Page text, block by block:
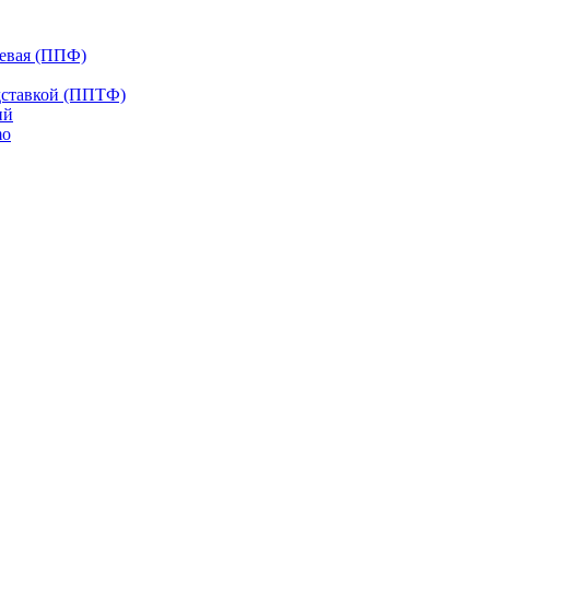
(ППФ)
(ППТФ)